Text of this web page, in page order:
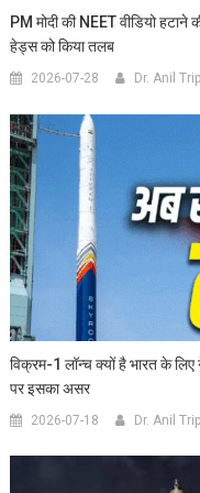
PM मोदी की NEET वीडियो
हेड्स को किया तलब
2026-07-28 Dr. Anil
विक्रम-1 लॉन्च क्यों है भारत के
पर इसका असर
2026-07-18 Dr. Anil